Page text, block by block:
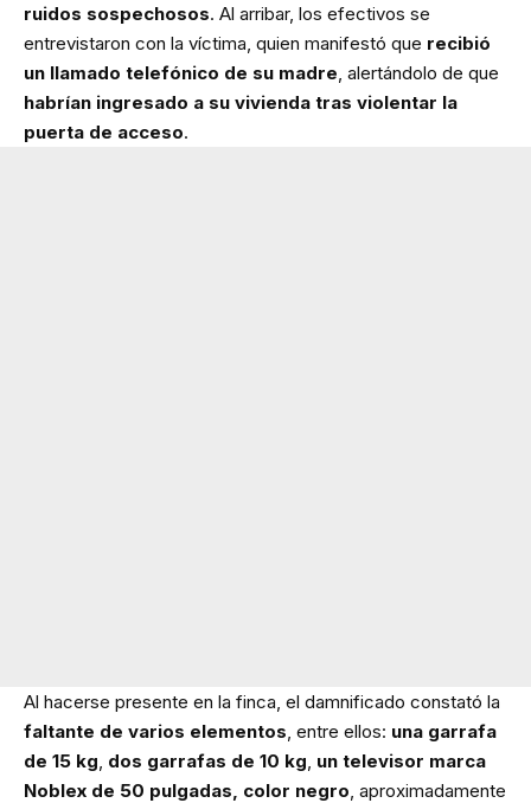
ruidos sospechosos. Al arribar, los efectivos se
entrevistaron con la víctima, quien manifestó que recibió
un llamado telefónico de su madre, alertándolo de que
habrían ingresado a su vivienda tras violentar la
puerta de acceso.
Al hacerse presente en la finca, el damnificado constató la
faltante de varios elementos, entre ellos: una garrafa
de 15 kg, dos garrafas de 10 kg, un televisor marca
Noblex de 50 pulgadas, color negro, aproximadamente